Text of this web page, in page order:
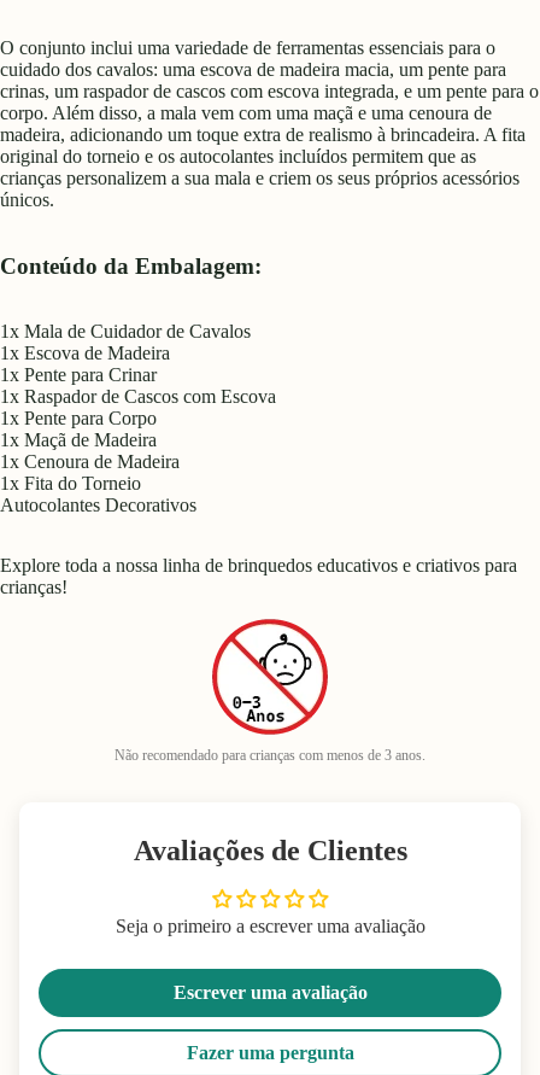
O conjunto inclui uma variedade de ferramentas essenciais para o
cuidado dos cavalos: uma escova de madeira macia, um pente para
crinas, um raspador de cascos com escova integrada, e um pente para o
corpo. Além disso, a mala vem com uma maçã e uma cenoura de
madeira, adicionando um toque extra de realismo à brincadeira. A fita
original do torneio e os autocolantes incluídos permitem que as
crianças personalizem a sua mala e criem os seus próprios acessórios
únicos.
Conteúdo da Embalagem:
1x Mala de Cuidador de Cavalos
1x Escova de Madeira
1x Pente para Crinar
1x Raspador de Cascos com Escova
1x Pente para Corpo
1x Maçã de Madeira
1x Cenoura de Madeira
1x Fita do Torneio
Autocolantes Decorativos
Explore toda a nossa linha de brinquedos educativos e criativos para
crianças!
Não recomendado para crianças com menos de 3 anos.
Avaliações de Clientes
Seja o primeiro a escrever uma avaliação
Escrever uma avaliação
Fazer uma pergunta